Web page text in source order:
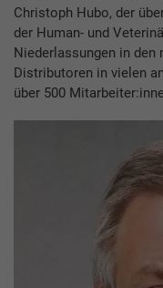
Christoph Hubo, der
der Human- und
Niederlassungen in
Distributoren in vielen
über 500